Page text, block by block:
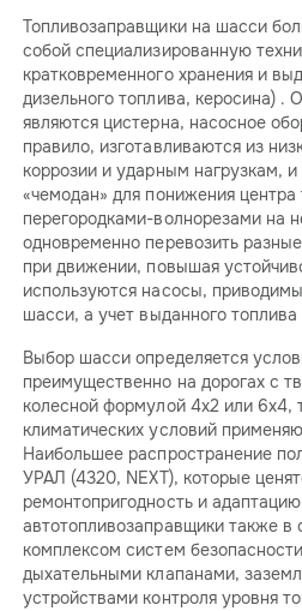
Топливозаправщики на шасси
собой специализированную
кратковременного хранения и
дизельного топлива, керосина)
являются цистерна, насосное
правило, изготавливаются из
коррозии и ударным нагрузкам,
«чемодан» для понижения
перегородками-волнорезами на
одновременно перевозить
при движении, повышая
используются насосы,
шасси, а учет выданного
Выбор шасси определяется
преимущественно на дорогах с
колесной формулой 4х2 или 6х4,
климатических условий
Наибольшее распространение
УРАЛ (4320, NEXT), которые
ремонтопригодность и
автотопливозаправщики также
комплексом систем
дыхательными клапанами,
устройствами контроля уровня